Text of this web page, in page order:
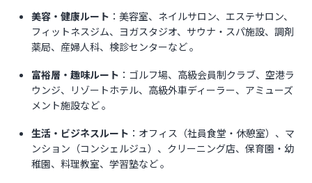
美容・健康ルート ：美容室、ネイルサロン、エステサロン、
フィットネスジム、ヨガスタジオ、サウナ・スパ施設、調剤
薬局、産婦人科、検診センターなど 。
富裕層・趣味ルート ：ゴルフ場、高級会員制クラブ、空港ラ
ウンジ、リゾートホテル、高級外車ディーラー、アミューズ
メント施設など 。
生活・ビジネスルート ：オフィス（社員食堂・休憩室）、マ
ンション（コンシェルジュ）、クリーニング店、保育園・幼
稚園、料理教室、学習塾など 。